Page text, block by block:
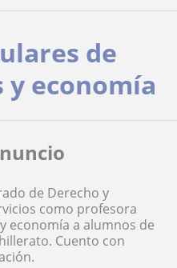
de
economía
de Derecho y
como profesora
economía a alumnos de
Cuento con